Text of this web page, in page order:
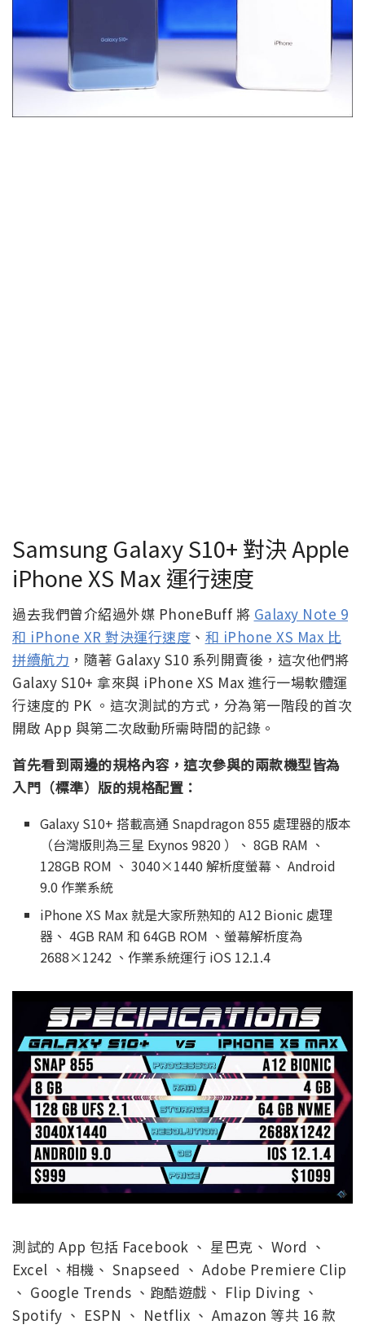
Samsung Galaxy S10+ 對決 Apple
iPhone XS Max 運行速度
過去我們曾介紹過外媒 PhoneBuff 將 Galaxy Note 9
和 iPhone XR 對決運行速度 、 和 iPhone XS Max 比
拼續航力 ，隨著 Galaxy S10 系列開賣後，這次他們將
Galaxy S10+ 拿來與 iPhone XS Max 進行一場軟體運
行速度的 PK 。這次測試的方式，分為第一階段的首次
開啟 App 與第二次啟動所需時間的記錄。
首先看到兩邊的規格內容，這次參與的兩款機型皆為
入門（標準）版的規格配置：
Galaxy S10+ 搭載高通 Snapdragon 855 處理器的版本
（台灣版則為三星 Exynos 9820 ）、 8GB RAM 、
128GB ROM 、 3040×1440 解析度螢幕、 Android
9.0 作業系統
iPhone XS Max 就是大家所熟知的 A12 Bionic 處理
器、 4GB RAM 和 64GB ROM 、螢幕解析度為
2688×1242 、作業系統運行 iOS 12.1.4
測試的 App 包括 Facebook 、 星巴克、 Word 、
Excel 、相機、 Snapseed 、 Adobe Premiere Clip
、 Google Trends 、跑酷遊戲、 Flip Diving 、
Spotify 、 ESPN 、 Netflix 、 Amazon 等共 16 款